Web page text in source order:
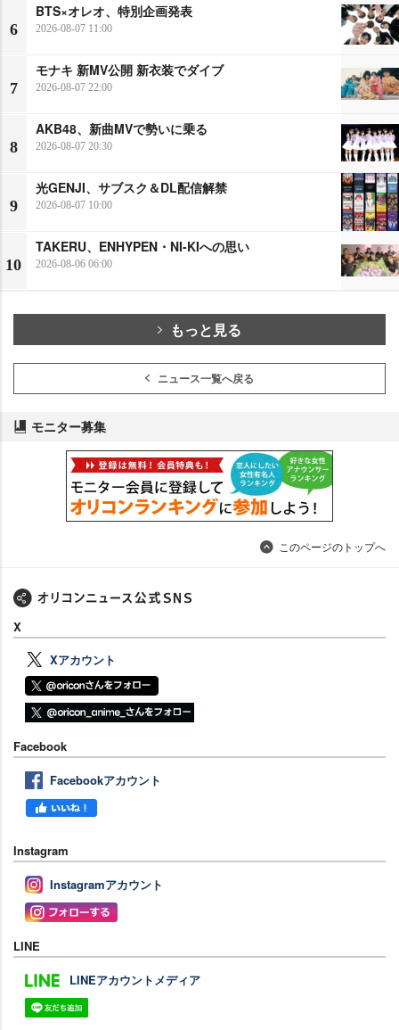
6
BTS×オレオ、特別企画発表
2026-08-07 11:00
7
モナキ 新MV公開 新衣装でダイブ
2026-08-07 22:00
8
AKB48、新曲MVで勢いに乗る
2026-08-07 20:30
9
光GENJI、サブスク＆DL配信解禁
2026-08-07 10:00
10
TAKERU、ENHYPEN・NI-KIへの思い
2026-08-06 06:00
もっと見る
ニュース一覧へ戻る
モニター募集
このページのトップへ
X
Xアカウント
Facebook
Facebookアカウント
Instagram
Instagramアカウント
LINE
LINEアカウントメディア